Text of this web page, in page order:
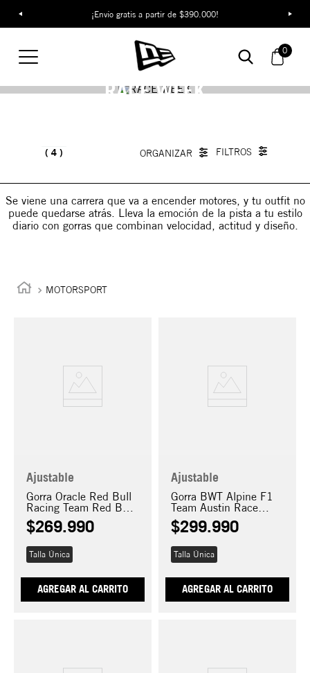
¡Envío gratis a partir de $390.000!
0
RACE WEEK
4
Se viene una carrera que va a encender motores, y tu outfit no
puede quedarse atrás. Lleva la emoción de la pista a tu estilo
diario con gorras que combinan velocidad, actitud y diseño.
MOTORSPORT
Ajustable
Gorra Oracle Red Bull
Racing Team Red Bull
9SEVENTY Stretch
Snap
$269.990
Talla Única
AGREGAR AL CARRITO
Ajustable
Gorra BWT Alpine F1
Team Austin Race
Special 2025
9SEVENTY Stretch
$299.990
Talla Única
AGREGAR AL CARRITO